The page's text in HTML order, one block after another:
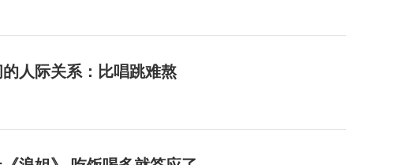
人际关系：比唱跳难熬